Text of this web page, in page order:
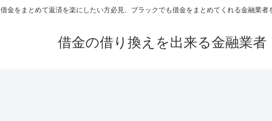
借金をまとめて返済を楽にしたい方必見、ブラックでも借金をまとめてくれる金融業者
借金の借り換えを出来る金融業者